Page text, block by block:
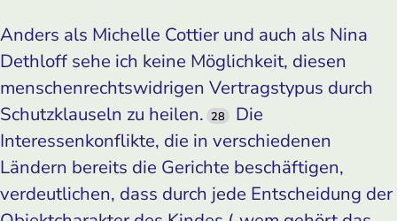
Anders als Michelle Cottier und auch als Nina
Dethloff sehe ich keine Möglichkeit, diesen
menschenrechtswidrigen Vertragstypus durch
Schutzklauseln zu heilen. 28
Die
Interessenkonflikte, die in verschiedenen
Ländern bereits die Gerichte beschäftigen,
verdeutlichen, dass durch jede Entscheidung der